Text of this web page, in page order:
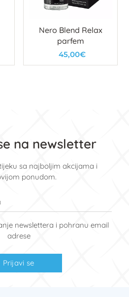
Nero Blend Relax
parfem
45,00€
na newsletter
sa najboljim akcijama i
ponudom.
newslettera i pohranu email
adrese
Prijavi se